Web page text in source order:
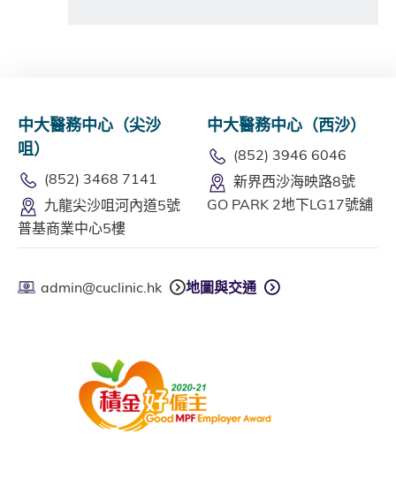
中大醫務中心（尖沙
咀）
(852) 3468 7141
九龍尖沙咀河內道5號
普基商業中心5樓
中大醫務中心（西沙）
(852) 3946 6046
新界西沙海映路8號
GO PARK 2地下LG17號舖
admin@cuclinic.hk 地圖與交通